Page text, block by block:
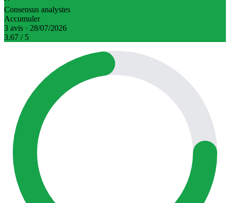
Consensus analystes
Accumuler
3 avis · 28/07/2026
3.67 / 5